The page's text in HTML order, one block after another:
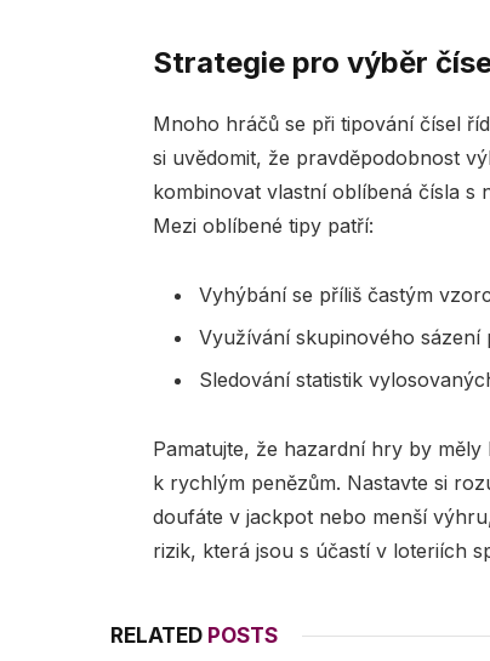
Strategie pro výběr
Mnoho hráčů se při tipování čísel
si uvědomit, že pravděpodobnost
kombinovat vlastní oblíbená čísla s
Mezi oblíbené tipy patří:
Vyhýbání se příliš častým
Využívání skupinového sázení
Sledování statistik
Pamatujte, že hazardní hry by
k rychlým penězům. Nastavte si
doufáte v jackpot nebo menší
rizik, která jsou s účastí v loteriích
RELATED POSTS